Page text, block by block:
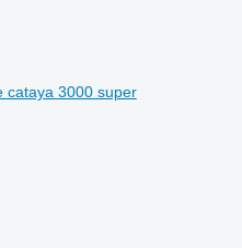
cataya 3000 super